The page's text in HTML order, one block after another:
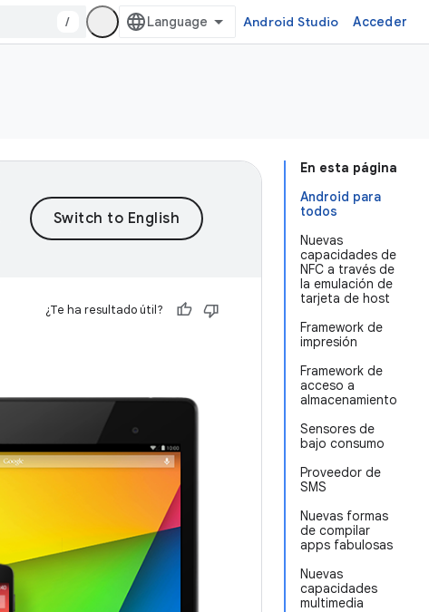
/ Android Studio Acceder
En esta página
Android para
todos
Nuevas
capacidades de
NFC a través de
la emulación de
tarjeta de host
Framework de
impresión
Framework de
acceso a
almacenamiento
Sensores de
bajo consumo
Proveedor de
SMS
Nuevas formas
de compilar
apps fabulosas
Nuevas
capacidades
multimedia
¿Te ha resultado útil?